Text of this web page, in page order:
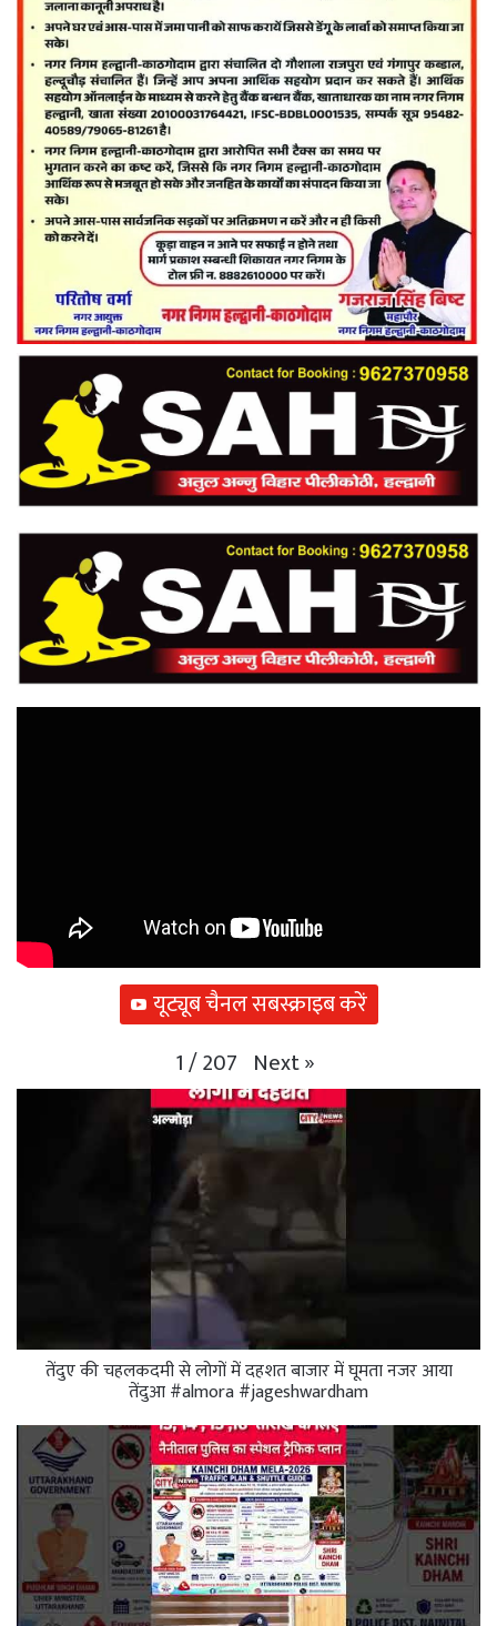
यूट्यूब चैनल सबस्क्राइब करें
1/207 Next»
तेंदुए की चहलकदमी से लोगों में दहशत बाजार में घूमता नजर आया
तेंदुआ #almora #jageshwardham